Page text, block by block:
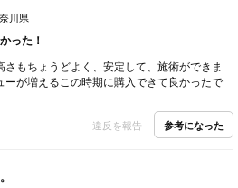
川県
った！
さもちょうどよく、安定して、施術ができま
ーが増えるこの時期に購入できて良かったで
違反を報告 参考になった